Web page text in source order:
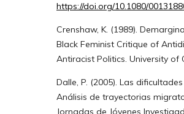
https://doi.org/10.1080/
Crenshaw, K. (1989).
Black Feminist Critique of
Antiracist Politics. University of
Dalle, P. (2005). Las
Análisis de trayectorias